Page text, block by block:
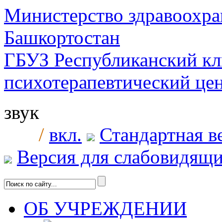
Министерство
Башкортостан
ГБУЗ Республиканский
психотерапевтический
звук
/ вкл.
Стандартная
Версия для
ОБ УЧРЕЖДЕНИИ